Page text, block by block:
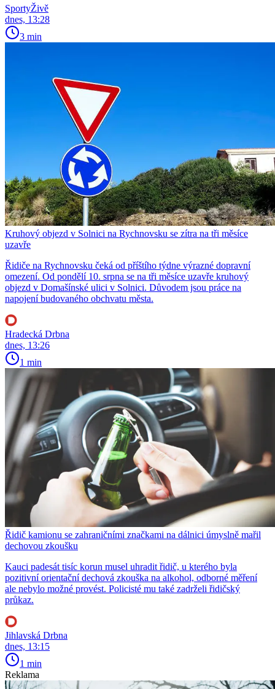
SportyŽivě
dnes, 13:28
3 min
Kruhový objezd v Solnici na Rychnovsku se zítra na tři měsíce
uzavře
Řidiče na Rychnovsku čeká od příštího týdne výrazné dopravní
omezení. Od pondělí 10. srpna se na tři měsíce uzavře kruhový
objezd v Domašínské ulici v Solnici. Důvodem jsou práce na
napojení budovaného obchvatu města.
Hradecká Drbna
dnes, 13:26
1 min
Řidič kamionu se zahraničními značkami na dálnici úmyslně mařil
dechovou zkoušku
Kauci padesát tisíc korun musel uhradit řidič, u kterého byla
pozitivní orientační dechová zkouška na alkohol, odborné měření
ale nebylo možné provést. Policisté mu také zadrželi řidičský
průkaz.
Jihlavská Drbna
dnes, 13:15
1 min
Reklama